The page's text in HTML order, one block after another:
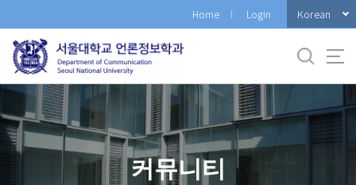
로
메
Home Login Korean
커뮤니티